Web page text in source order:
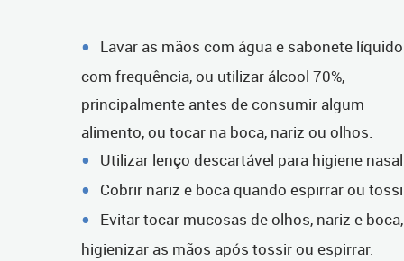
Lavar as mãos com água e sabonete líquido
com frequência, ou utilizar álcool 70%,
principalmente antes de consumir algum
alimento, ou tocar na boca, nariz ou olhos.
Utilizar lenço descartável para higiene
Cobrir nariz e boca quando espirrar ou
Evitar tocar mucosas de olhos, nariz e boca,
higienizar as mãos após tossir ou espirrar.